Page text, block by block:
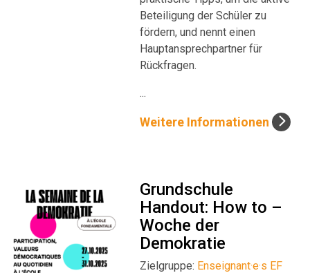
Beteiligung der Schüler zu
fördern, und nennt einen
Hauptansprechpartner für
Rückfragen.
...
Weitere Informationen
Grundschule
Handout: How to –
Woche der
Demokratie
Zielgruppe: Enseignant·e·s EF